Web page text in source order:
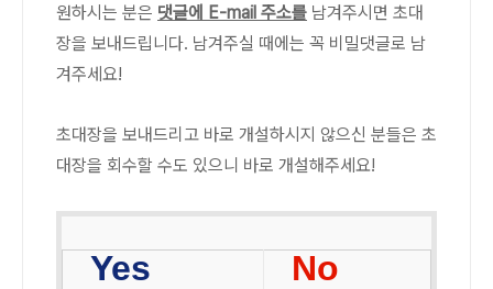
원하시는 분은 댓글에 E-mail 주소를 남겨주시면 초대
장을 보내드립니다. 남겨주실 때에는 꼭 비밀댓글로 남
겨주세요!
초대장을 보내드리고 바로 개설하시지 않으신 분들은 초
대장을 회수할 수도 있으니 바로 개설해주세요!
Yes No